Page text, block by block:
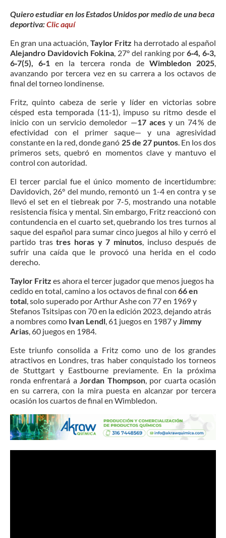
Quiero estudiar en los Estados Unidos por medio de una beca
deportiva:Clic aquí
En gran una actuación, Taylor Fritz ha derrotado al español
Alejandro Davidovich Fokina , 27° del ranking por 6‑4, 6‑3,
6‑7(5), 6‑1
en la tercera ronda de Wimbledon 2025
avanzando por tercera vez en su carrera a los octavos de
final del torneo londinense.
Fritz, quinto cabeza de serie y líder en victorias sobre
césped esta temporada (11‑1), impuso su ritmo desde el
inicio con un servicio demoledor —17 acesy un 74 % de
efectividad con el primer saque— y una agresividad
constante en la red, donde ganó 25 de 27 puntos. En los dos
primeros sets, quebró en momentos clave y mantuvo el
control con autoridad.
El tercer parcial fue el único momento de incertidumbre:
Davidovich, 26° del mundo, remontó un 1-4 en contra y se
llevó el set en el tiebreak por 7-5, mostrando una notable
resistencia física y mental. Sin embargo, Fritz reaccionó con
contundencia en el cuarto set, quebrando los tres turnos al
saque del español para sumar cinco juegos al hilo y cerró el
partido trastres horas y 7 minutos , incluso después de
sufrir una caída que le provocó una herida en el codo
derecho.
Taylor Fritz es ahora el tercer jugador que menos juegos ha
cedido en total, camino a los octavos de final con 66 en
total , solo superado por Arthur Ashe con 77 en 1969 y
Stefanos Tsitsipas con 70 en la edición 2023, dejando atrás
a nombres como Ivan Lendl , 61 juegos en 1987 y Jimmy
Arias , 60 juegos en 1984.
Este triunfo consolida a Fritz como uno de los grandes
atractivos en Londres, tras haber conquistado los torneos
de Stuttgart y Eastbourne previamente. En la próxima
ronda enfrentará a Jordan Thompson, por cuarta ocasión
en su carrera, con la mira puesta en alcanzar por tercera
ocasión los cuartos de final en Wimbledon.